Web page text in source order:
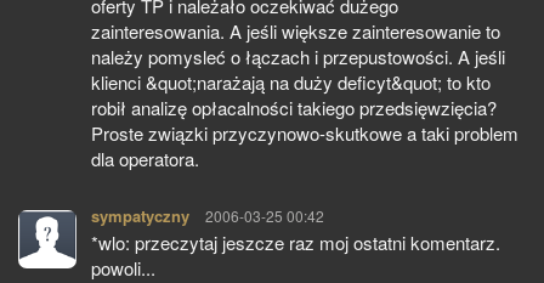
oferty TP i należało oczekiwać dużego
zainteresowania. A jeśli większe zainteresowanie to
należy pomysleć o łączach i przepustowości. A jeśli
klienci &quot;narażają na duży deficyt&quot; to kto
robił analizę opłacalności takiego przedsięwzięcia?
Proste związki przyczynowo-skutkowe a taki problem
dla operatora.
sympatyczny pisze:
2006-03-25 00:42
*wlo: przeczytaj jeszcze raz moj ostatni komentarz.
powoli...